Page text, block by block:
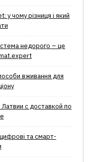
у чому різниця і який
недорого – це
вживання для
с доставкой по
та смарт-